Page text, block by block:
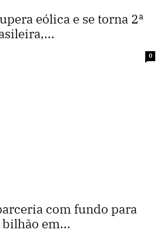
eólica e se torna 2ª
0
com fundo para
em...